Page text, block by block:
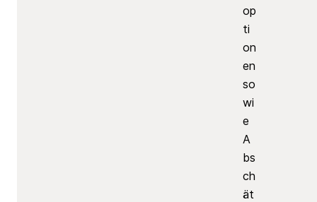
op
ti
on
en
so
wi
e
A
bs
ch
ät